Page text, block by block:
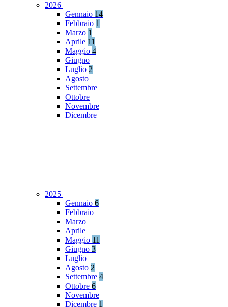
2026
Gennaio 14
Febbraio 1
Marzo 1
Aprile 11
Maggio 4
Giugno
Luglio 2
Agosto
Settembre
Ottobre
Novembre
Dicembre
2025
Gennaio 6
Febbraio
Marzo
Aprile
Maggio 11
Giugno 3
Luglio
Agosto 2
Settembre 4
Ottobre 6
Novembre
Dicembre 1